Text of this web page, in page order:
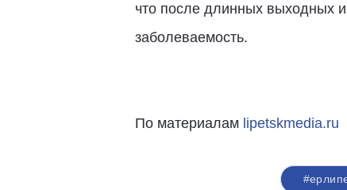
что после длинных выходных
заболеваемость.
По материалам lipetskmedia.ru